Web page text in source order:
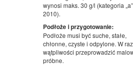
wynosi maks. 30 g/l (kategoria
2010).
Podłoże i przygotowanie:
Podłoże musi być suche, stałe,
chłonne, czyste i odpylone. W
wątpliwości przeprowadzić
próbne.